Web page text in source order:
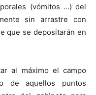
(vómitos …) del
sin arrastre con
que se depositarán en
al máximo el campo
de aquellos puntos